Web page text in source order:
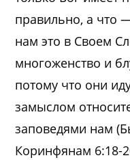
правильно, а что
нам это в Своем
многоженство и
потому что они
замыслом
заповедями нам
Коринфянам 6:18-